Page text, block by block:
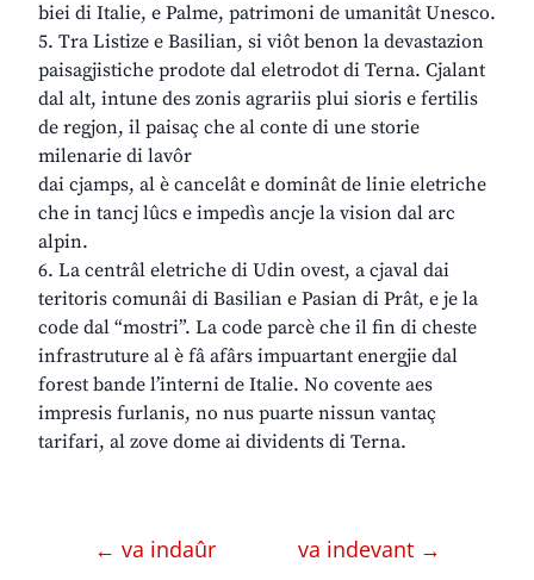
biei di Italie, e Palme, patrimoni de umanitât Unesco.
5. Tra Listize e Basilian, si viôt benon la devastazion
paisagjistiche prodote dal eletrodot di Terna. Cjalant
dal alt, intune des zonis agrariis plui sioris e fertilis
de regjon, il paisaç che al conte di une storie
milenarie di lavôr
dai cjamps, al è cancelât e dominât de linie eletriche
che in tancj lûcs e impedìs ancje la vision dal arc
alpin.
6. La centrâl eletriche di Udin ovest, a cjaval dai
teritoris comunâi di Basilian e Pasian di Prât, e je la
code dal “mostri”. La code parcè che il fin di cheste
infrastruture al è fâ afârs impuartant energjie dal
forest bande l’interni de Italie. No covente aes
impresis furlanis, no nus puarte nissun vantaç
tarifari, al zove dome ai dividents di Terna.
← va indaûr va indevant →